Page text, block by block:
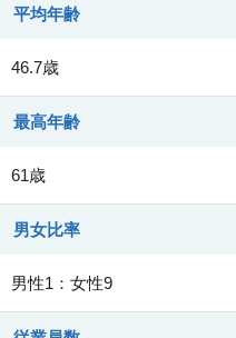
平均年齢
46.7歳
最高年齢
61歳
男女比率
男性1：女性9